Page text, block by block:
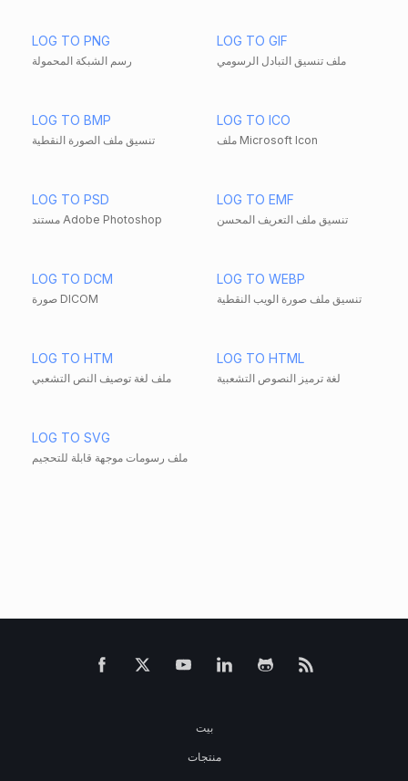
LOG TO PNG
رسم الشبكة المحمولة
LOG TO GIF
ملف تنسيق التبادل الرسومي
LOG TO BMP
تنسيق ملف الصورة النقطية
LOG TO ICO
ملف Microsoft Icon
LOG TO PSD
مستند Adobe Photoshop
LOG TO EMF
تنسيق ملف التعريف المحسن
LOG TO DCM
صورة DICOM
LOG TO WEBP
تنسيق ملف صورة الويب النقطية
LOG TO HTM
ملف لغة توصيف النص التشعبي
LOG TO HTML
لغة ترميز النصوص التشعبية
LOG TO SVG
ملف رسومات موجهة قابلة للتحجيم
بيت
منتجات